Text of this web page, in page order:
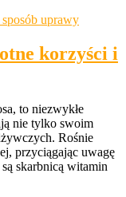
korzyści i
to niezwykłe
nie tylko swoim
Rośnie
przyciągając uwagę
skarbnicą witamin